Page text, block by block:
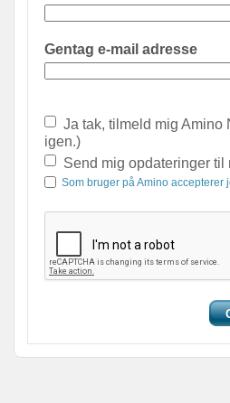
Gentag e-mail adresse
Ja tak, tilmeld mig Amino
igen.)
Send mig opdateringer til
Som bruger på Amino accepterer